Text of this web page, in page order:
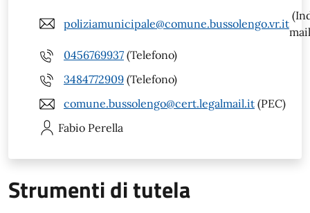
poliziamunicipale@comune.bussolengo.vr.it
0456769937 (Telefono)
3484772909 (Telefono)
comune.bussolengo@cert.legalmail.it (PEC)
Fabio Perella
Strumenti di tutela